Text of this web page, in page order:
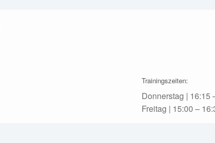
Trainingszeiten:
Donnerstag | 16:15
Freitag | 15:00 –